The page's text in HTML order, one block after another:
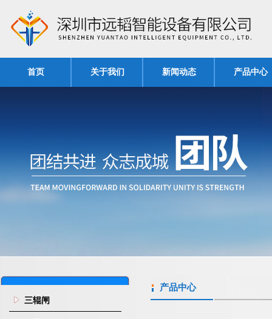
首页 关于我们 新闻动态 产品中心
三辊闸
产品中心